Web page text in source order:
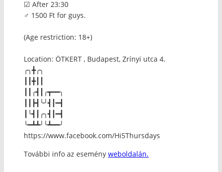
☑ After 23:30
♂ 1500 Ft for guys.
(Age restriction: 18+)
Location: ÖTKERT , Budapest, Zrínyi utca 4.
╭╮╋╭╮
┃┃╋┃┃
┃┃╭┫┃╭┳━━╮
┃┃┣┫╰╯┫┃━┫
┃╰┫┃╭╮┫┃━┫
╰━┻┻╯╰┻━━╯
https://www.facebook.com/Hi5Thursdays
További info az esemény weboldalán.